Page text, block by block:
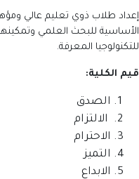
إعداد طلاب ذوي تعليم عالي
الأساسية للبحث العلمي
للتكنولوجيا المعرفة.
قيم الكلية:
الصدق
الالتزام
الاحترام
التميز
الابداع